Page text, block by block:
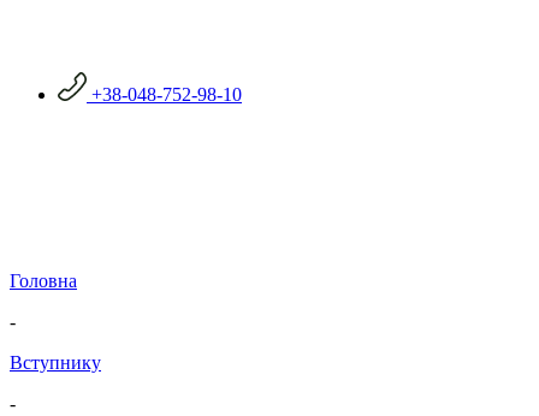
+38-048-752-98-10
Головна
-
Вступнику
-